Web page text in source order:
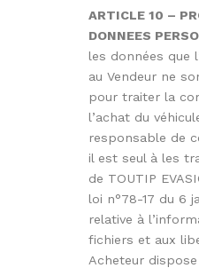
ARTICLE 10 –
DONNEES
les données que
au Vendeur ne
pour traiter la
l’achat du
responsable de
il est seul à les
de TOUTIP
loi n°78-17 du 6
relative à
fichiers et aux
Acheteur